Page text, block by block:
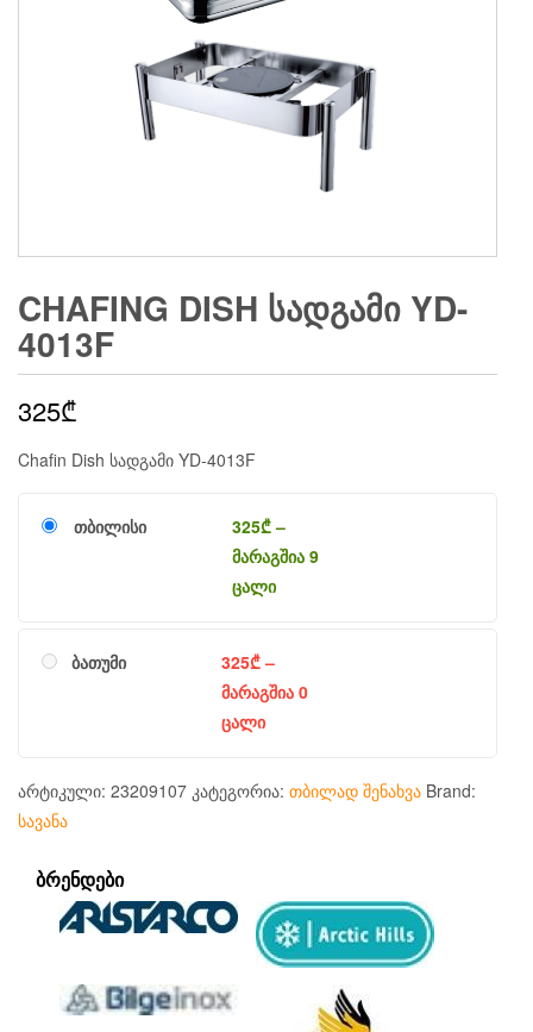
CHAFING DISH ᲡᲐᲓᲒᲐᲛᲘ YD-
4013F
325₾
Chafin Dish სადგამი YD-4013F
თბილისი 325₾–
მარაგშია 9
ცალი
ბათუმი 325₾–
მარაგშია 0
ცალი
არტიკული: 23209107 კატეგორია: თბილად შენახვა Brand:
სავანა
ᲑᲠᲔᲜᲓᲔᲑᲘ